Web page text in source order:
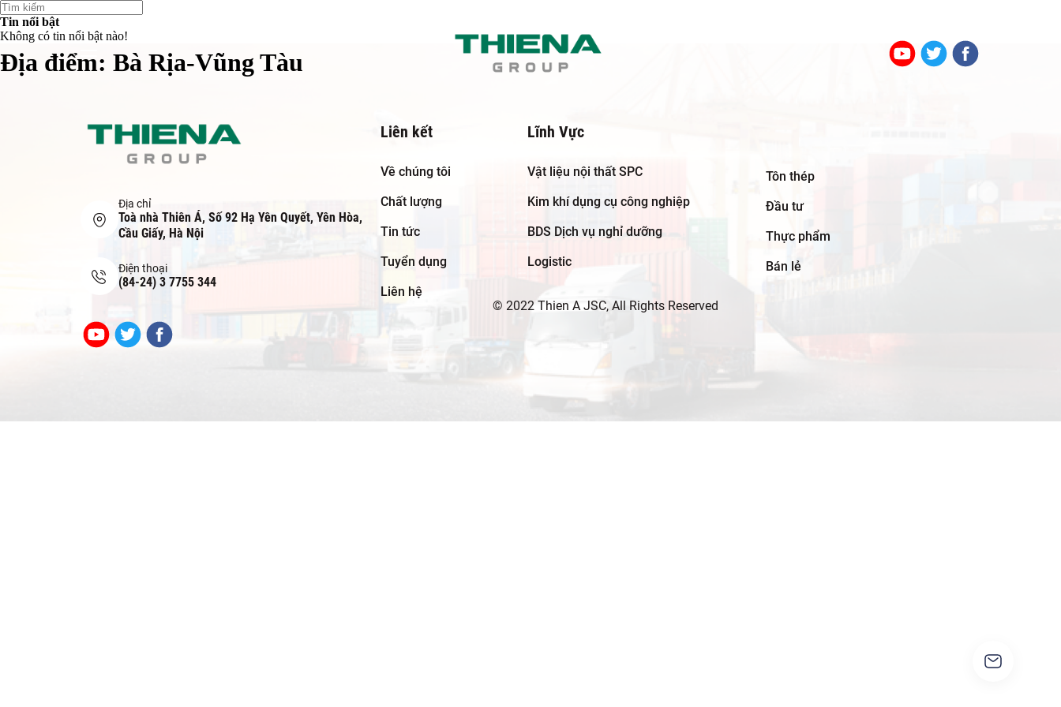
Địa điểm: Bà Rịa-Vũng Tàu
Tin nổi bật
Không có tin nổi bật nào!
Địa chỉ
Toà nhà Thiên Á, Số 92 Hạ Yên Quyết, Yên Hòa,
Cầu Giấy, Hà Nội
Điện thoại
(84-24) 3 7755 344
Liên kết
Về chúng tôi
Chất lượng
Tin tức
Tuyển dụng
Liên hệ
Lĩnh Vực
Vật liệu nội thất SPC
Kim khí dụng cụ công nghiệp
BDS Dịch vụ nghỉ dưỡng
Logistic
Tôn thép
Đầu tư
Thực phẩm
Bán lẻ
© 2022 Thien A JSC, All Rights Reserved